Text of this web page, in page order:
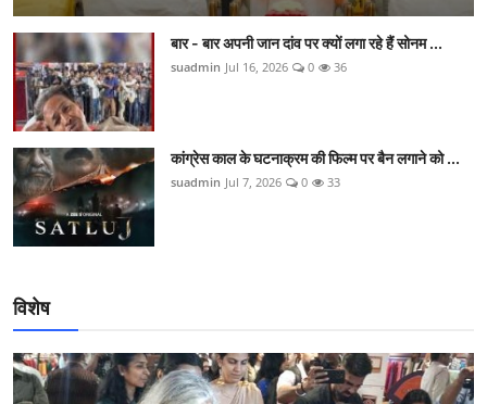
बार - बार अपनी जान दांव पर क्यों लगा रहे हैं सोनम ...
suadmin Jul 16, 2026 0 36
कांग्रेस काल के घटनाक्रम की फिल्म पर बैन लगाने को ...
suadmin Jul 7, 2026 0 33
विशेष